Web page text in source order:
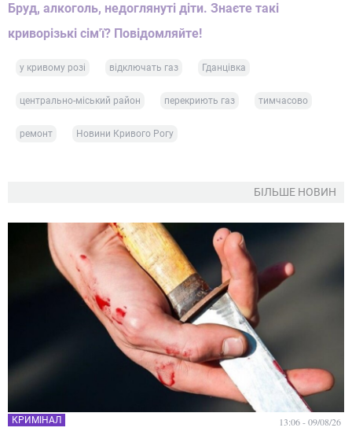
Бруд, алкоголь, недоглянуті діти. Знаєте такі
криворізькі сім'ї? Повідомляйте!
у кривому розі відключать газ Гданцівка
центрально-міський район перекриють газ тимчасово
ремонт Новини Кривого Рогу
БІЛЬШЕ НОВИН
КРИМІНАЛ 13:06 - 09/08/26